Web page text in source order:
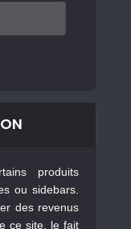
produits
ou sidebars.
des revenus
ce site, le fait